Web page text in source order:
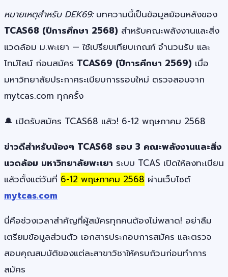
หมายเหตุสำหรับ DEK69:บทความนี้เป็นข้อมูลย้อนหลังของ
TCAS68 (ปีการศึกษา 2568) สำหรับคณะพลังงานและสิ่ง
แวดล้อม ม.พะเยา — ใช้เปรียบเทียบเกณฑ์ จำนวนรับ และ
ไทม์ไลน์ ก่อนสมัคร TCAS69 (ปีการศึกษา 2569) เมื่อ
มหาวิทยาลัยประกาศระเบียบการรอบใหม่ ตรวจสอบจาก
mytcas.com ทุกครั้ง
🔔 เปิดรับสมัคร TCAS68 แล้ว! 6-12 พฤษภาคม 2568
ข่าวดีสำหรับน้องๆ TCAS68 รอบ 3 คณะพลังงานและสิ่ง
แวดล้อม มหาวิทยาลัยพะเยา ระบบ TCAS เปิดให้ลงทะเบียน
แล้วตั้งแต่วันที่ 6-12 พฤษภาคม 2568 ผ่านเว็บไซต์
mytcas.com
นี่คือช่วงเวลาสำคัญที่ผู้สมัครทุกคนต้องไม่พลาด! อย่าลืม
เตรียมข้อมูลส่วนตัว เอกสารประกอบการสมัคร และตรวจ
สอบคุณสมบัติของแต่ละสาขาวิชาให้ครบถ้วนก่อนทำการ
สมัคร